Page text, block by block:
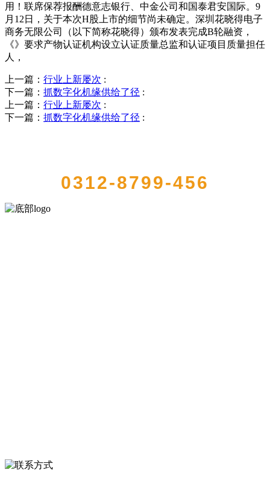
用！联席保荐报酬德意志银行、中金公司和国泰君安国际。9
月12日，关于本次H股上市的细节尚未确定。深圳花晓得电子
商务无限公司（以下简称花晓得）颁布发表完成B轮融资，
《》要求产物认证机构设立认证质量总监和认证项目质量担任
人，
上一篇： 行业上新屡次 :
下一篇： 抓数字化机缘供给了径 :
上一篇： 行业上新屡次 :
下一篇： 抓数字化机缘供给了径 :
0312-8799-456